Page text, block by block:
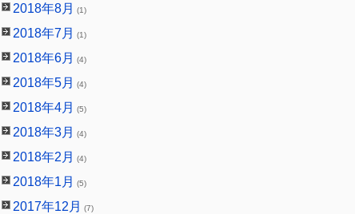
2018年8月 (1)
2018年7月 (1)
2018年6月 (4)
2018年5月 (4)
2018年4月 (5)
2018年3月 (4)
2018年2月 (4)
2018年1月 (5)
2017年12月 (7)